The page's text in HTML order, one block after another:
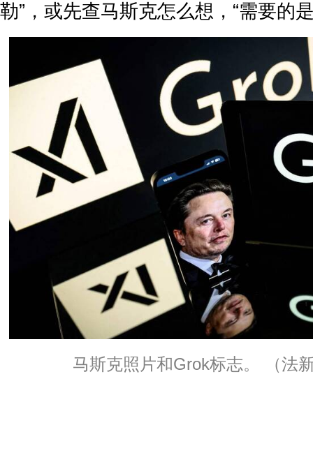
勒”，或先查马斯克怎么想，“需要的
马斯克照片和Grok标志。 （法